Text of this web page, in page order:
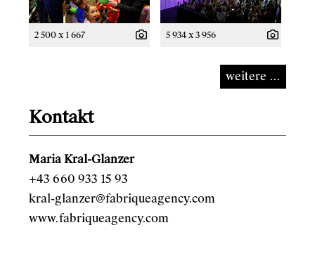
2 500 x 1 667 5 934 x 3 956
weitere ...
Kontakt
Maria Kral-Glanzer
+43 660 933 15 93
kral-glanzer@fabriqueagency.com
www.fabriqueagency.com